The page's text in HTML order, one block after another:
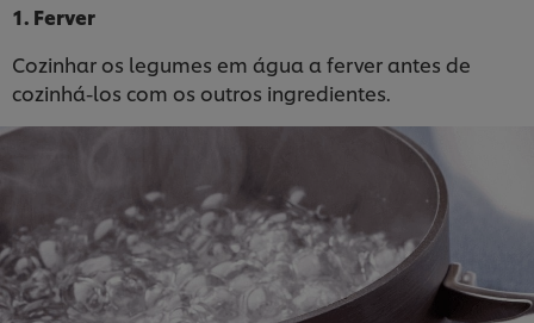
1. Ferver
Cozinhar os legumes em água a ferver antes de
cozinhá-los com os outros ingredientes.